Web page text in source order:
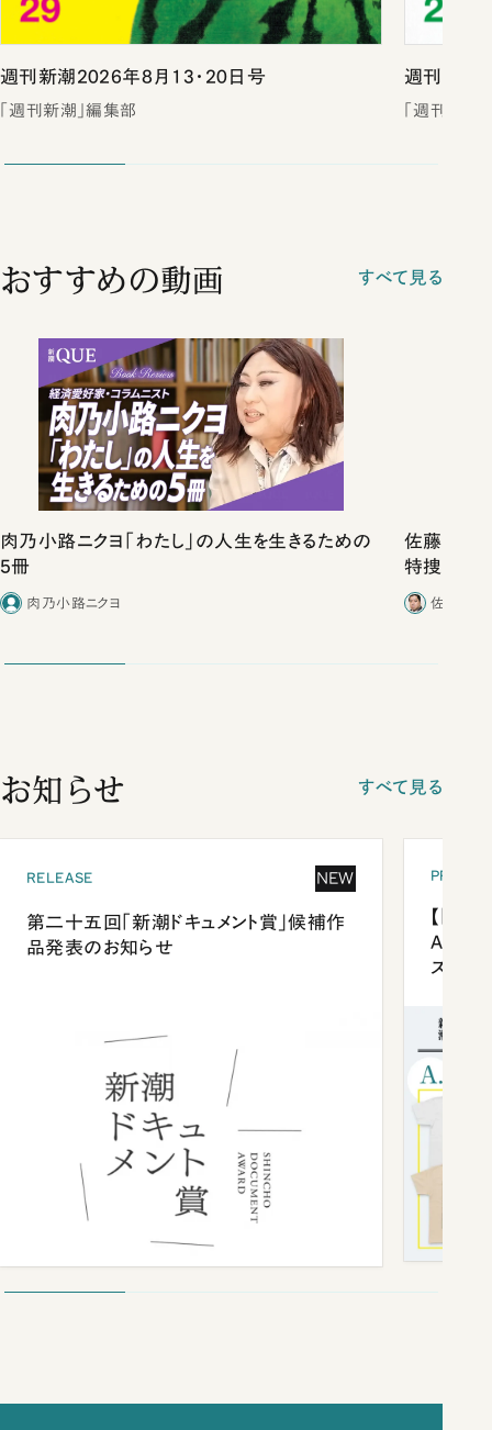
週刊新潮2026年8月13・20日号
「週刊新潮」編集部
週刊新潮
「週刊新潮
おすすめの動画 すべて見る
肉乃小路ニクヨ「わたし」の人生を生きるための
5冊
肉乃小路ニクヨ
佐藤優vs
特捜取調
合ったこと
佐藤優
お知らせ すべて見る
RELEASE NEW
第二十五回「新潮ドキュメント賞」候補作
品発表のお知らせ
【「新
ズプレ